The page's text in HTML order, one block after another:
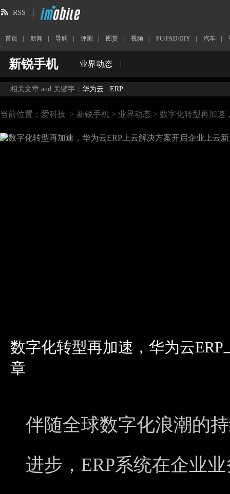
RSS
首页 新闻 导购 评测 图赏 视频 PC/PAD/DIY 汽车
新锐手机 业界动态 |
相关文章 and 关键字： 华为云 ERP
当前位置： 爱科技 > 新锐手机 > 业界动态 > 数字化转型再加速
数字化转型再加速，华为云
章
伴随全球数字化浪潮的
进步，ERP系统在企业